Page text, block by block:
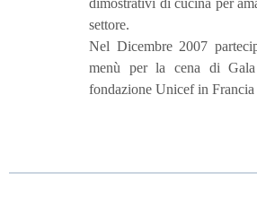
dimostrativi di cucina per
settore.
Nel Dicembre 2007
menù per la cena di Gala
fondazione Unicef in Francia